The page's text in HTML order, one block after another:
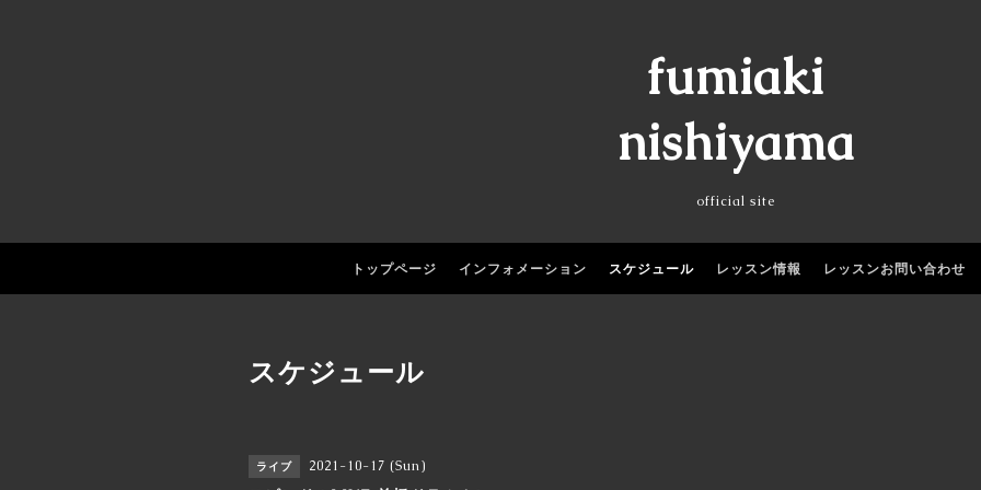
fumiaki
nishiyama
official site
トップページ インフォメーション スケジュール レッスン情報 レッスンお問い合わせ
スケジュール
ライブ 2021-10-17 (Sun)